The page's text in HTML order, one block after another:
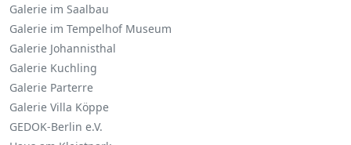
Galerie im Saalbau
Galerie im Tempelhof Museum
Galerie Johannisthal
Galerie Kuchling
Galerie Parterre
Galerie Villa Köppe
GEDOK-Berlin e.V.